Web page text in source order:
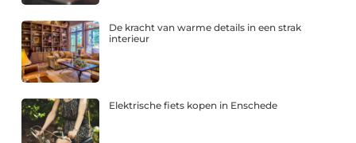
De kracht van warme details in een strak
interieur
Elektrische fiets kopen in Enschede